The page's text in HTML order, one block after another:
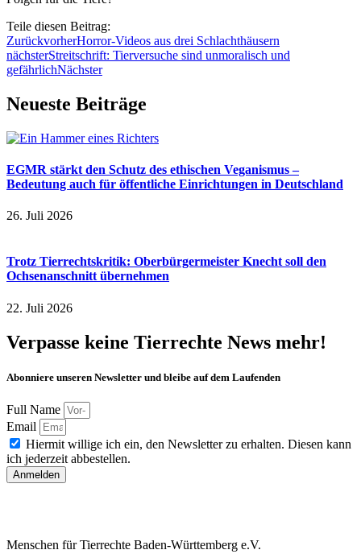
Teile diesen Beitrag:
ZurückvorherHorror-Videos aus drei Schlachthäusern
nächsterStreitschrift: Tierversuche sind unmoralisch und
gefährlichNächster
Neueste Beiträge
EGMR stärkt den Schutz des ethischen Veganismus –
Bedeutung auch für öffentliche Einrichtungen in Deutschland
26. Juli 2026
Trotz Tierrechtskritik: Oberbürgermeister Knecht soll den
Ochsenanschnitt übernehmen
22. Juli 2026
Verpasse keine Tierrechte News mehr!
Abonniere unseren Newsletter und bleibe auf dem Laufenden
Full Name
Email
Hiermit willige ich ein, den Newsletter zu erhalten. Diesen kann
ich jederzeit abbestellen.
Anmelden
Menschen für Tierrechte Baden-Württemberg e.V.